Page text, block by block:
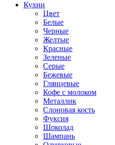
Кухни
Цвет
Белые
Черные
Желтые
Красные
Зеленые
Серые
Бежевые
Глянцевые
Кофе с молоком
Металлик
Слоновая кость
Фуксия
Шоколад
Шампань